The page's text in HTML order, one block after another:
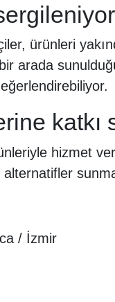
ürünleri
arada
katkı
hizmet
/ İzmir